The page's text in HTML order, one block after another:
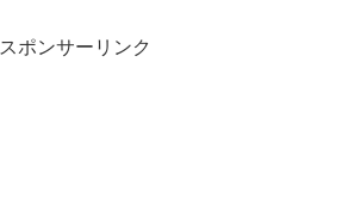
スポンサーリンク